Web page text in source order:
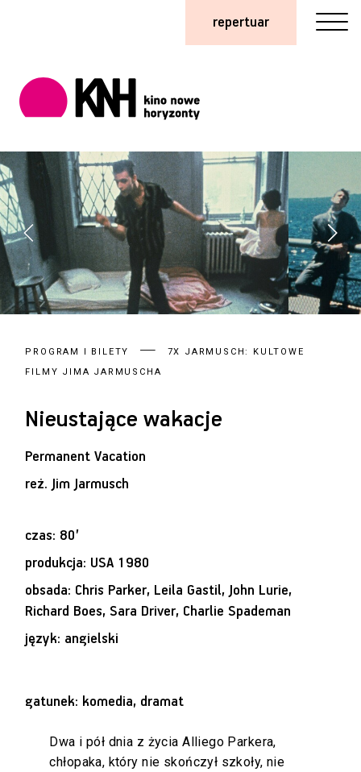
repertuar
PROGRAM I BILETY
7X JARMUSCH: KULTOWE
FILMY JIMA JARMUSCHA
Nieustające wakacje
Permanent Vacation
reż.Jim Jarmusch
czas: 80’
produkcja: USA 1980
obsada: Chris Parker, Leila Gastil, John Lurie,
Richard Boes, Sara Driver, Charlie Spademan
język: angielski
gatunek: komedia, dramat
Dwa i pół dnia z życia Alliego Parkera,
chłopaka, który nie skończył szkoły, nie